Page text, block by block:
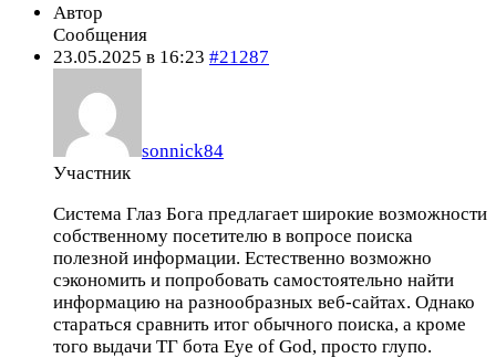
Автор
Сообщения
23.05.2025 в 16:23 #21287
sonnick84
Участник
Система Глаз Бога предлагает широкие возможности
собственному посетителю в вопросе поиска
полезной информации. Естественно возможно
сэкономить и попробовать самостоятельно найти
информацию на разнообразных веб-сайтах. Однако
стараться сравнить итог обычного поиска, а кроме
того выдачи ТГ бота Eye of God, просто глупо.